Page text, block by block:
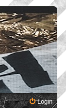
Login